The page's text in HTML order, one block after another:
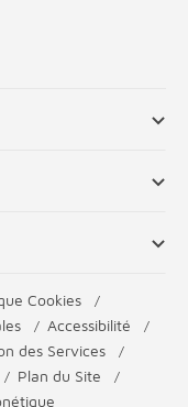
Cookies
Accessibilité
des Services
Plan du Site